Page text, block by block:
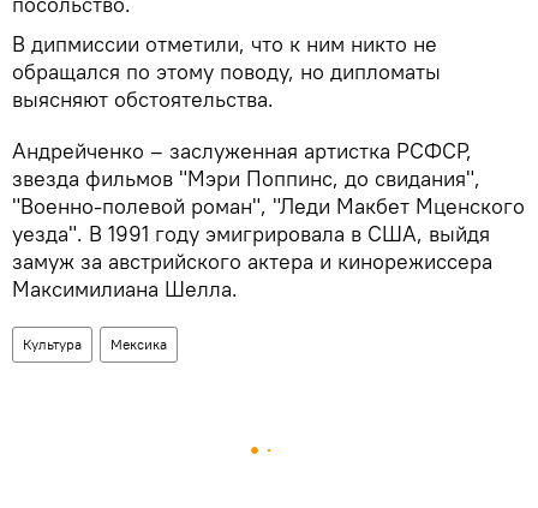
В дипмиссии отметили, что к ним никто не
обращался по этому поводу, но дипломаты
выясняют обстоятельства.
Андрейченко – заслуженная артистка РСФСР,
звезда фильмов "Мэри Поппинс, до свидания",
"Военно-полевой роман", "Леди Макбет Мценского
уезда". В 1991 году эмигрировала в США, выйдя
замуж за австрийского актера и кинорежиссера
Максимилиана Шелла.
Культура Мексика